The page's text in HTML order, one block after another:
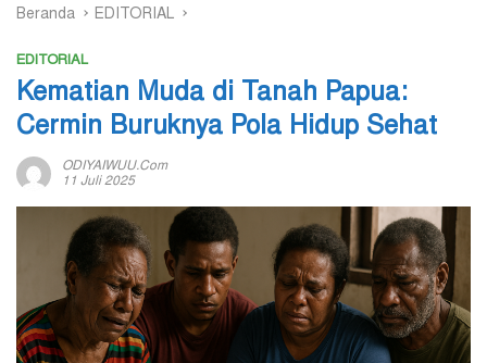
Beranda EDITORIAL
EDITORIAL
Kematian Muda di Tanah Papua:
Cermin Buruknya Pola Hidup Sehat
ODIYAIWUU.com
11 Juli 2025